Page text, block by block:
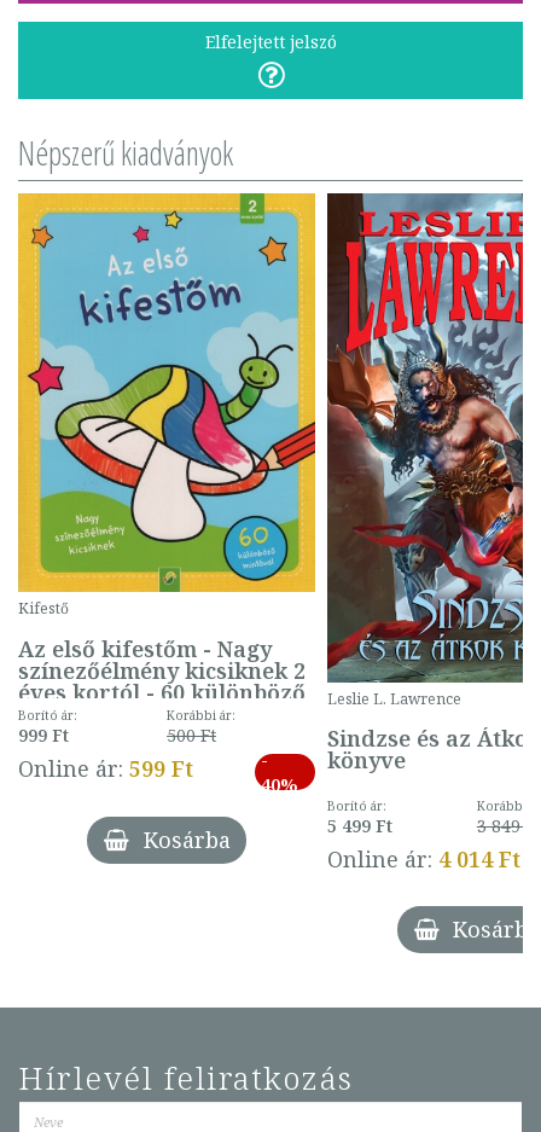
Elfelejtett jelszó
Népszerű kiadványok
Kifestő
Az első kifestőm - Nagy
színezőélmény kicsiknek 2
éves kortól - 60 különböző
mintával (gombás)
Borító ár:
999 Ft
Korábbi ár:
500 Ft
Online ár: 599 Ft
-
40%
Kosárba
Leslie L. Lawrence
Sindzse és az Átkok
könyve
Borító ár:
5 499 Ft
Korábbi
3 849 Ft
Online ár: 4 014 Ft
Kosárba
Hírlevél feliratkozás